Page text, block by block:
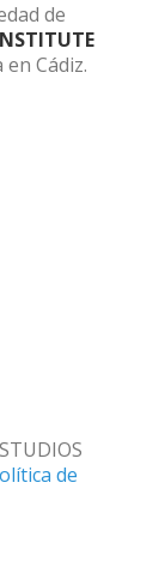
de
Cádiz.
de